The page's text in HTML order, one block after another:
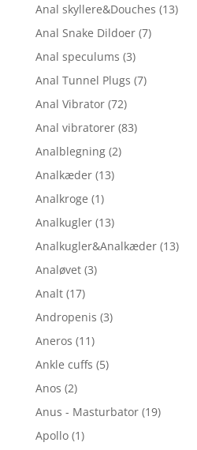
Anal skyllere&Douches (13)
Anal Snake Dildoer (7)
Anal speculums (3)
Anal Tunnel Plugs (7)
Anal Vibrator (72)
Anal vibratorer (83)
Analblegning (2)
Analkæder (13)
Analkroge (1)
Analkugler (13)
Analkugler&Analkæder (13)
Analøvet (3)
Analt (17)
Andropenis (3)
Aneros (11)
Ankle cuffs (5)
Anos (2)
Anus - Masturbator (19)
Apollo (1)